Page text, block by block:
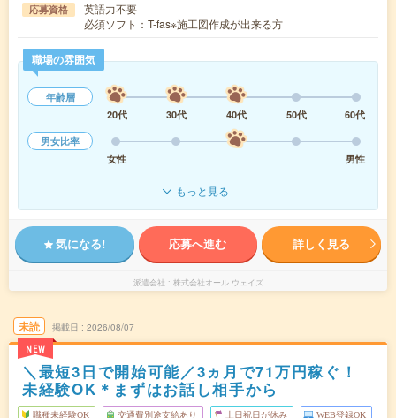
応募資格
英語力不要
必須ソフト：T-fas※施工図作成が出来る方
職場の雰囲気
年齢層
20代
30代 40代 50代
60代
男女比率
女性
男性
もっと見る
気になる! 応募へ進む 詳しく見る
派遣会社 株式会社オール ウェイズ
未読
NEW
掲載日 2026/08/07
＼最短3日で開始可能／3ヵ月で71万円稼ぐ！
未経験OK＊まずはお話し相手から
職種未経験OK 交通費別途支給あり 土日祝日が休み WEB登録OK